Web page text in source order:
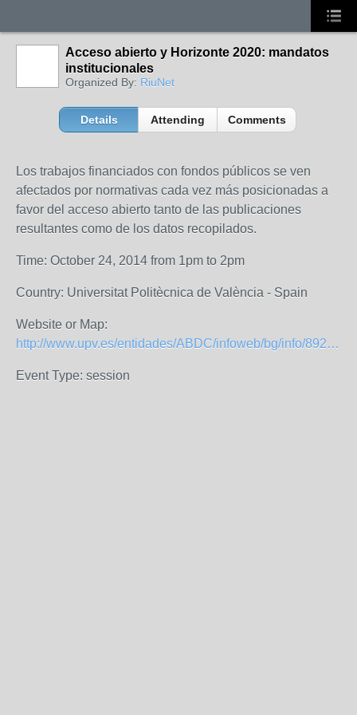
Acceso abierto y Horizonte 2020: mandatos
institucionales
Organized By: RiuNet
Details Attending Comments
Los trabajos financiados con fondos públicos se ven
afectados por normativas cada vez más posicionadas a
favor del acceso abierto tanto de las publicaciones
resultantes como de los datos recopilados.
Time: October 24, 2014 from 1pm to 2pm
Country: Universitat Politècnica de València - Spain
Website or Map:
http://www.upv.es/entidades/ABDC/infoweb/bg/info/892662normalc.html
Event Type: session